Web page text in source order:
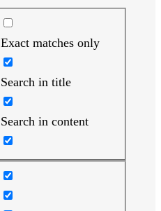
Exact matches only
Search in title
Search in content